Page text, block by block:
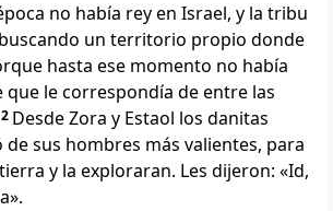
no había rey en Israel, y la tribu
un territorio propio donde
hasta ese momento no había
le correspondía de entre las
2 Desde Zora y Estaol los danitas
de sus hombres más valientes, para
y la exploraran. Les dijeron: «Id,